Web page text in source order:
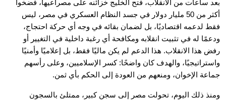
بعد ساعات من الانقلاب، فتح الخليج خزائنه على مصراعيها، فضخوا
أكثر من 50 مليار دولار في جسد النظام العسكري في مصر، ليس
فقط لدعمه اقتصاديًا، بل لضمان بقائه في وجه أي حركة احتجاج،
ودعمًا له في تثبيت انقلابه ومكافحة أي رغبة داخلية في التغيير أو
رفض هذا الانقلاب. هذا الدعم لم يكن ماليًا فقط، بل إعلاميًا وأمنيًا
واستراتيجيًا، والهدف كان واضحًا: كسر الإسلاميين، وعلى رأسهم
جماعة الإخوان، ومنعهم من العودة إلى الحكم بأي ثمن.
ومنذ ذلك اليوم، تحولت مصر إلى سجن كبير، ممتلئ بالسجون